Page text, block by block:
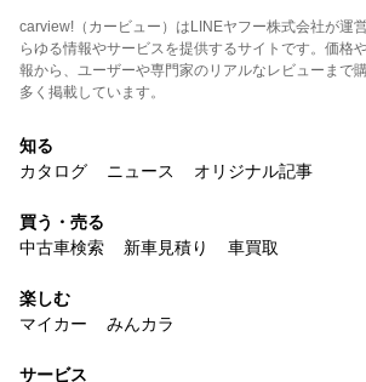
carview!（カービュー）はLINEヤフー株式会社が運
らゆる情報やサービスを提供するサイトです。価格
報から、ユーザーや専門家のリアルなレビューまで
多く掲載しています。
知る
カタログ
ニュース オリジナル記事
買う・売る
中古車検索
新車見積り 車買取
楽しむ
マイカー
みんカラ
サービス